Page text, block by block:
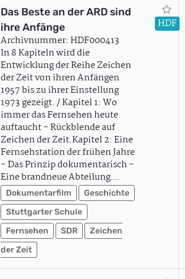
Das Beste an der ARD sind
ihre Anfänge
Archivnummer: HDF000413
In 8 Kapiteln wird die
Entwicklung der Reihe Zeichen
der Zeit von ihren Anfängen
1957 bis zu ihrer Einstellung
1973 gezeigt. / Kapitel 1: Wo
immer das Fernsehen heute
auftaucht - Rückblende auf
Zeichen der Zeit.Kapitel 2: Eine
Fernsehstation der frühen Jahre
- Das Prinzip dokumentarisch -
Eine brandneue Abteilung…
Dokumentarfilm
Geschichte
Stuttgarter Schule
Fernsehen
SDR
Zeichen
der Zeit
HDF